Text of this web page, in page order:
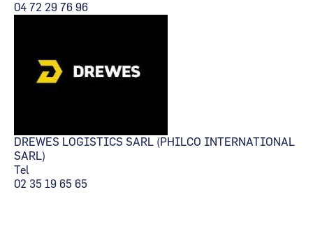
04 72 29 76 96
DREWES LOGISTICS SARL (PHILCO INTERNATIONAL
SARL)
Tel
02 35 19 65 65